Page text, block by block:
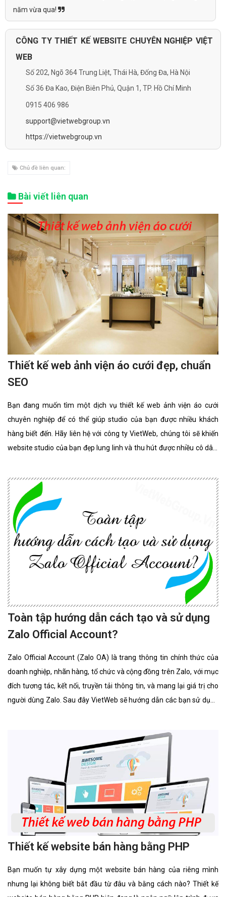
năm vừa qua!
CÔNG TY THIẾT KẾ WEBSITE CHUYÊN NGHIỆP VIỆT
WEB
Số 202, Ngõ 364 Trung Liệt, Thái Hà, Đống Đa, Hà Nội
Số 36 Đa Kao, Điện Biên Phủ, Quận 1, TP. Hồ Chí Minh
0915 406 986
support@vietwebgroup.vn
https://vietwebgroup.vn
Chủ đề liên quan:
Bài viết liên quan
Thiết kế web ảnh viện áo cưới đẹp, chuẩn
SEO
Bạn đang muốn tìm một dịch vụ thiết kế web ảnh viện áo cưới
chuyên nghiệp để có thể giúp studio của bạn được nhiều khách
hàng biết đến. Hãy liên hệ với công ty VietWeb, chúng tôi sẽ khiến
website studio của bạn đẹp lung linh và thu hút được nhiều cô dâu,
Toàn tập hướng dẫn cách tạo và sử dụng
Zalo Official Account?
Zalo Official Account (Zalo OA) là trang thông tin chính thức của
doanh nghiệp, nhãn hàng, tổ chức và cộng đồng trên Zalo, với mục
đích tương tác, kết nối, truyền tải thông tin, và mang lại giá trị cho
người dùng Zalo. Sau đây VietWeb sẽ hướng dẫn các bạn sử dụng
Thiết kế website bán hàng bằng PHP
Bạn muốn tự xây dựng một website bán hàng của riêng mình
nhưng lại không biết bắt đầu từ đâu và bằng cách nào? Thiết kế